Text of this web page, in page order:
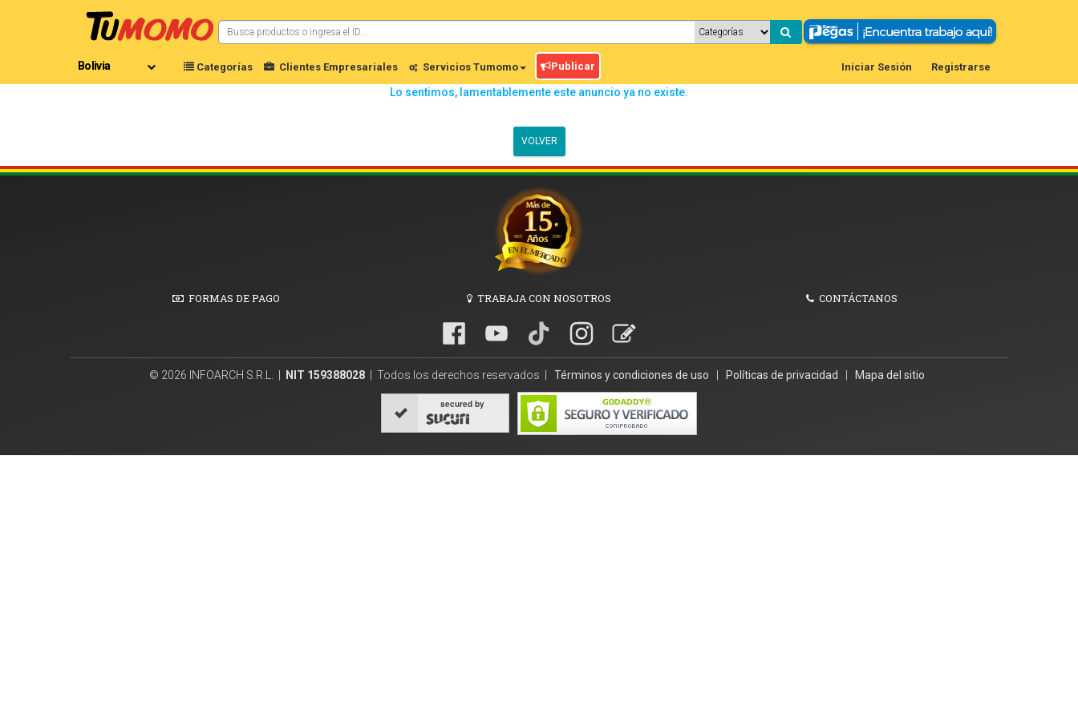
Categorías Clientes Empresariales Servicios Tumomo Publicar Iniciar Sesión Registrarse
Lo sentimos, lamentablemente este anuncio ya no existe.
VOLVER
FORMAS DE PAGO TRABAJA CON NOSOTROS CONTÁCTANOS
© 2026 INFOARCH S.R.L. | NIT 159388028| Todos los derechos reservados | Términos y condiciones de uso Políticas de privacidad Mapa del sitio
secured by